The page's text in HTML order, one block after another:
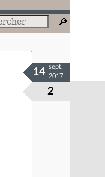
2
14
sept.
2017